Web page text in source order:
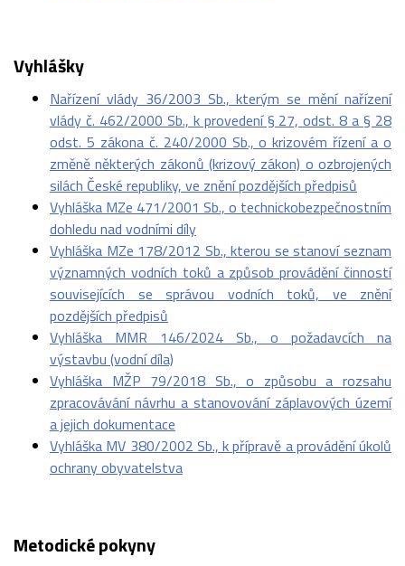
Vyhlášky
Nařízení vlády 36/2003 Sb., kterým se mění nařízení
vlády č. 462/2000 Sb., k provedení § 27, odst. 8 a § 28
odst. 5 zákona č. 240/2000 Sb., o krizovém řízení a o
změně některých zákonů (krizový zákon) o ozbrojených
silách České republiky, ve znění pozdějších předpisů
Vyhláška MZe 471/2001 Sb., o technickobezpečnostním
dohledu nad vodními díly
Vyhláška MZe 178/2012 Sb., kterou se stanoví seznam
významných vodních toků a způsob provádění činností
souvisejících se správou vodních toků, ve znění
pozdějších předpisů
Vyhláška MMR 146/2024 Sb., o požadavcích na
výstavbu (vodní díla)
Vyhláška MŽP 79/2018 Sb., o způsobu a rozsahu
zpracovávání návrhu a stanovování záplavových území
a jejich dokumentace
Vyhláška MV 380/2002 Sb., k přípravě a provádění úkolů
ochrany obyvatelstva
Metodické pokyny